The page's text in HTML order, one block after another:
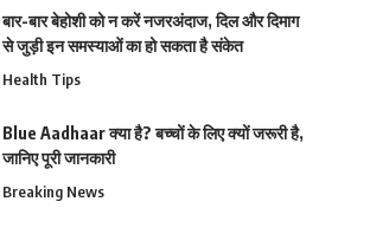
बार-बार बेहोशी को न करें नजरअंदाज, दिल और दिमाग
से जुड़ी इन समस्याओं का हो सकता है संकेत
Health Tips
Blue Aadhaar क्या है? बच्चों के लिए क्यों जरूरी है,
जानिए पूरी जानकारी
Breaking News